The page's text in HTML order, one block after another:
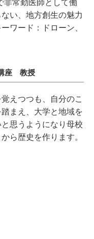
非常勤医師として働
い、地方創生の魅力
ワード：ドローン、
座 教授
えつつも、自分のこ
まえ、大学と地域を
思うようになり母校
ら歴史を作ります。